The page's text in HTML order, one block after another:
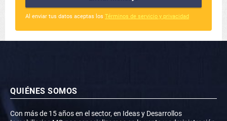
Al enviar tus datos aceptas los Términos de servicio y privacidad
QUIÉNES SOMOS
Con más de 15 años en el sector, en Ideas y Desarrollos